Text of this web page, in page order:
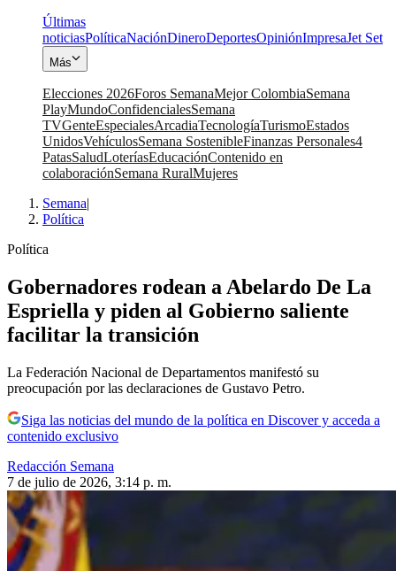
Últimas
noticiasPolíticaNaciónDineroDeportesOpiniónImpresaJet Set
Más
Elecciones 2026Foros SemanaMejor ColombiaSemana
PlayMundoConfidencialesSemana
TVGenteEspecialesArcadiaTecnologíaTurismoEstados
UnidosVehículosSemana SostenibleFinanzas Personales4
PatasSaludLoteríasEducaciónContenido en
colaboraciónSemana RuralMujeres
Semana|
Política
Política
Gobernadores rodean a Abelardo De La
Espriella y piden al Gobierno saliente
facilitar la transición
La Federación Nacional de Departamentos manifestó su
preocupación por las declaraciones de Gustavo Petro.
Siga las noticias del mundo de la política en Discover y acceda a
contenido exclusivo
Redacción Semana
7 de julio de 2026, 3:14 p. m.